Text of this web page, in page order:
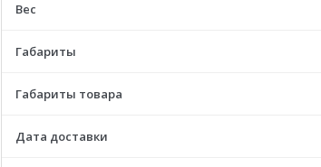
Вес
Габариты
Габариты товара
Дата доставки